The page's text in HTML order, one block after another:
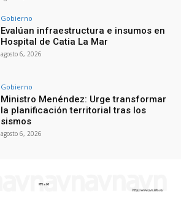
Gobierno
Evalúan infraestructura e insumos en
Hospital de Catia La Mar
agosto 6, 2026
Gobierno
Ministro Menéndez: Urge transformar
la planificación territorial tras los
sismos
agosto 6, 2026